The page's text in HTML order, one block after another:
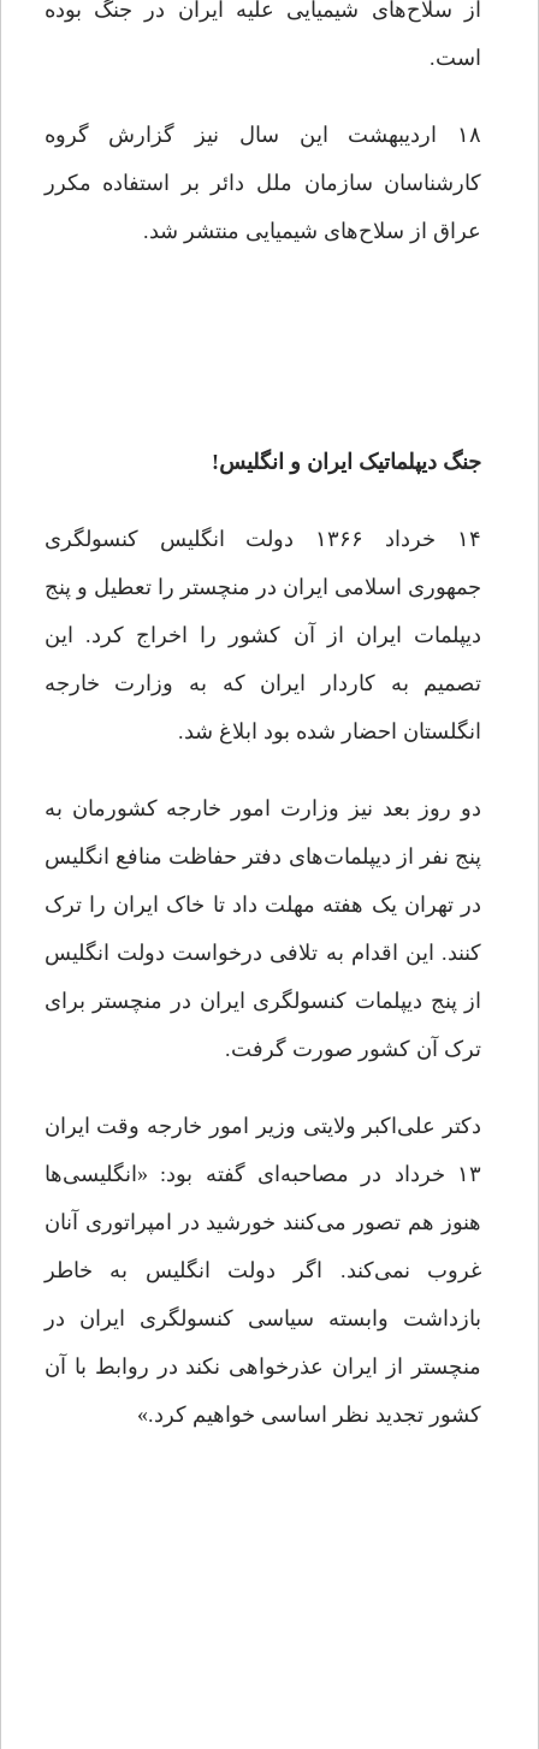
از سلاح‌های شیمیایی علیه ایران در جنگ بوده
است.
۱۸ اردیبهشت این سال نیز گزارش گروه
کارشناسان سازمان ملل دائر بر استفاده مکرر
عراق از سلاح‌های شیمیایی منتشر شد.
جنگ دیپلماتیک ایران و انگلیس!
۱۴ خرداد ۱۳۶۶ دولت انگلیس کنسولگری
جمهوری اسلامی ایران در منچستر را تعطیل و پنج
دیپلمات ایران از آن کشور را اخراج کرد. این
تصمیم به کاردار ایران که به وزارت خارجه
انگلستان احضار شده بود ابلاغ شد.
دو روز بعد نیز وزارت امور خارجه کشورمان به
پنج نفر از دیپلمات‌های دفتر حفاظت منافع انگلیس
در تهران یک هفته مهلت داد تا خاک ایران را ترک
کنند. این اقدام به تلافی درخواست دولت انگلیس
از پنج دیپلمات کنسولگری ایران در منچستر برای
ترک آن کشور صورت گرفت.
دکتر علی‌اکبر ولایتی وزیر امور خارجه وقت ایران
۱۳ خرداد در مصاحبه‌ای گفته بود: «انگلیسی‌ها
هنوز هم تصور می‌کنند خورشید در امپراتوری آنان
غروب نمی‌کند. اگر دولت انگلیس به خاطر
بازداشت وابسته سیاسی کنسولگری ایران در
منچستر از ایران عذرخواهی نکند در روابط با آن
کشور تجدید نظر اساسی خواهیم کرد.»